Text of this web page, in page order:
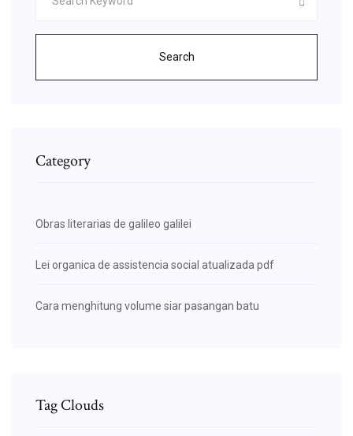
Search
Category
Obras literarias de galileo galilei
Lei organica de assistencia social atualizada pdf
Cara menghitung volume siar pasangan batu
Tag Clouds